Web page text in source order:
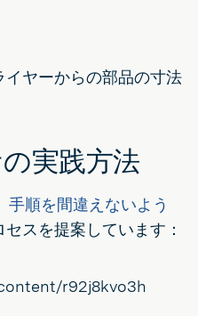
ヤーからの部品の寸法
実践方法
手順を間違えないよう
スを提案しています：